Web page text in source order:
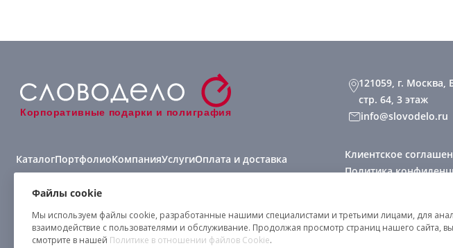
Корпоративные подарки и полиграфия
КаталогПортфолиоКомпанияУслугиОплата и доставка
Виды нанесения
121059, г. Москва,
стр. 64, 3 этаж
info@slovodelo.ru
Клиентское
Политика
Файлы cookie
Мы используем файлы cookie, разработанные нашими специалистами и третьими лицами, для
взаимодействие с пользователями и обслуживание. Продолжая просмотр страниц нашего сайта,
смотрите в нашей Политике в отношении файлов Cookie.